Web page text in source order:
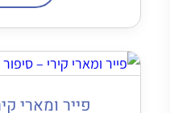
פייר ומארי